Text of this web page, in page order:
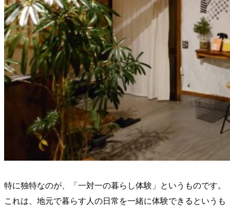
特に独特なのが、「一対一の暮らし体験」というものです。
これは、地元で暮らす人の日常を一緒に体験できるというも